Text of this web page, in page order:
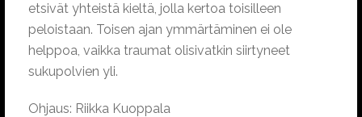
etsivät yhteistä kieltä, jolla kertoa toisilleen
peloistaan. Toisen ajan ymmärtäminen ei ole
helppoa, vaikka traumat olisivatkin siirtyneet
sukupolvien yli.
Ohjaus: Riikka Kuoppala